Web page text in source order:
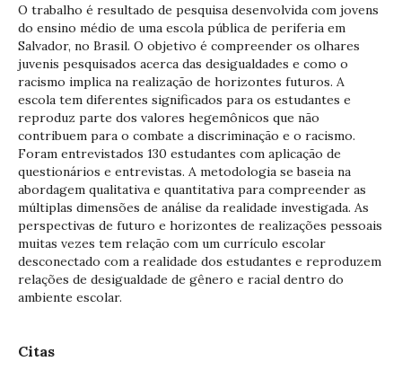
O trabalho é resultado de pesquisa desenvolvida com jovens
do ensino médio de uma escola pública de periferia em
Salvador, no Brasil. O objetivo é compreender os olhares
juvenis pesquisados acerca das desigualdades e como o
racismo implica na realização de horizontes futuros. A
escola tem diferentes significados para os estudantes e
reproduz parte dos valores hegemônicos que não
contribuem para o combate a discriminação e o racismo.
Foram entrevistados 130 estudantes com aplicação de
questionários e entrevistas. A metodologia se baseia na
abordagem qualitativa e quantitativa para compreender as
múltiplas dimensões de análise da realidade investigada. As
perspectivas de futuro e horizontes de realizações pessoais
muitas vezes tem relação com um currículo escolar
desconectado com a realidade dos estudantes e reproduzem
relações de desigualdade de gênero e racial dentro do
ambiente escolar.
Citas